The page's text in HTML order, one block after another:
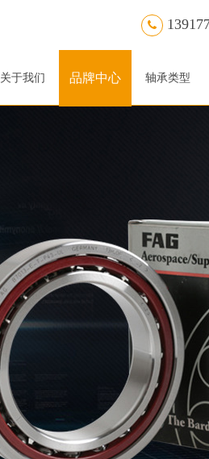
关于我们 品牌中心 轴承类型